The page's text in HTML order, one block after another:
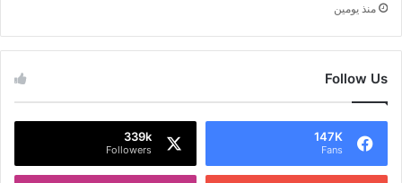
منذ يومين
Follow Us
147K
Fans
339k
Followers